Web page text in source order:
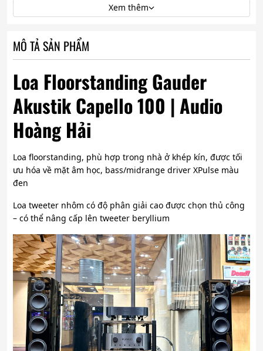
Xem thêm
MÔ TẢ SẢN PHẨM
Loa Floorstanding Gauder
Akustik Capello 100 | Audio
Hoàng Hải
Loa floorstanding, phù hợp trong nhà ở khép kín, được tối
ưu hóa về mặt âm học, bass/midrange driver XPulse màu
đen
Loa tweeter nhôm có độ phân giải cao được chọn thủ công
– có thể nâng cấp lên tweeter beryllium